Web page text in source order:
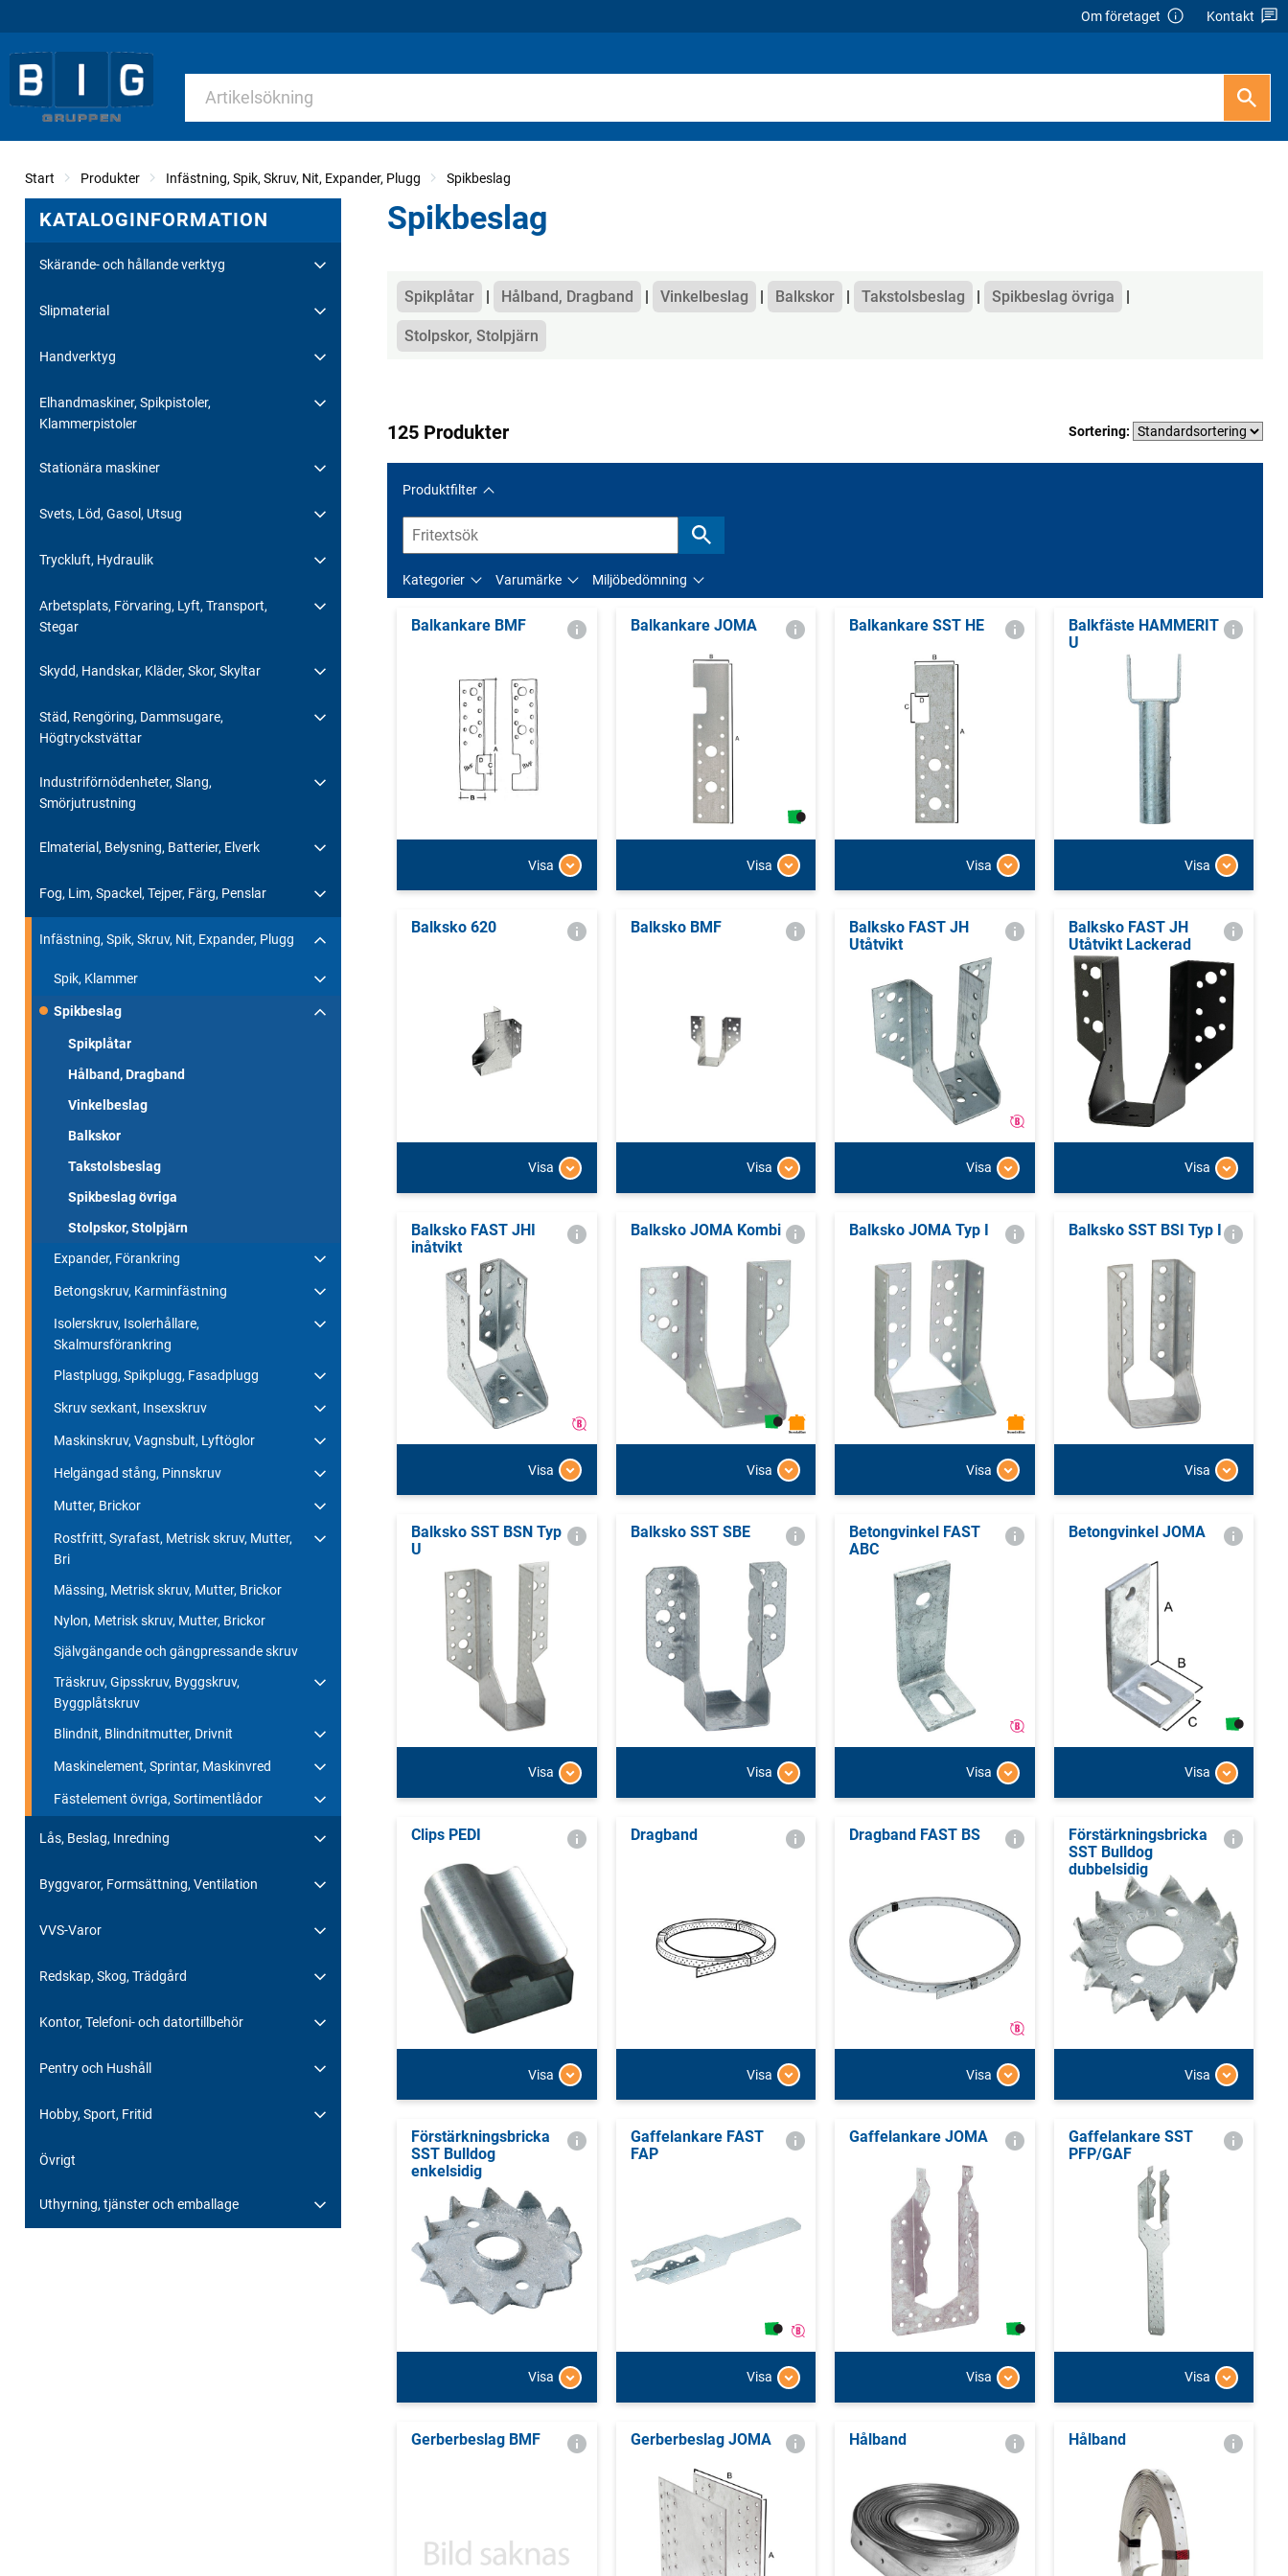
Om företaget Kontakt
Start Produkter Infästning, Spik, Skruv, Nit, Expander, Plugg Spikbeslag
KATALOGINFORMATION
Skärande- och hållande verktyg
Slipmaterial
Handverktyg
Elhandmaskiner, Spikpistoler,
Klammerpistoler
Stationära maskiner
Svets, Löd, Gasol, Utsug
Tryckluft, Hydraulik
Arbetsplats, Förvaring, Lyft, Transport,
Stegar
Skydd, Handskar, Kläder, Skor, Skyltar
Städ, Rengöring, Dammsugare,
Högtryckstvättar
Industriförnödenheter, Slang,
Smörjutrustning
Elmaterial, Belysning, Batterier, Elverk
Fog, Lim, Spackel, Tejper, Färg, Penslar
Infästning, Spik, Skruv, Nit, Expander, Plugg
Spik, Klammer
Spikbeslag
Spikplåtar
Hålband, Dragband
Vinkelbeslag
Balkskor
Takstolsbeslag
Spikbeslag övriga
Stolpskor, Stolpjärn
Expander, Förankring
Betongskruv, Karminfästning
Isolerskruv, Isolerhållare,
Skalmursförankring
Plastplugg, Spikplugg, Fasadplugg
Skruv sexkant, Insexskruv
Maskinskruv, Vagnsbult, Lyftöglor
Helgängad stång, Pinnskruv
Mutter, Brickor
Rostfritt, Syrafast, Metrisk skruv, Mutter,
Bri
Mässing, Metrisk skruv, Mutter, Brickor
Nylon, Metrisk skruv, Mutter, Brickor
Självgängande och gängpressande skruv
Träskruv, Gipsskruv, Byggskruv,
Byggplåtskruv
Blindnit, Blindnitmutter, Drivnit
Maskinelement, Sprintar, Maskinvred
Fästelement övriga, Sortimentlådor
Lås, Beslag, Inredning
Byggvaror, Formsättning, Ventilation
VVS-Varor
Redskap, Skog, Trädgård
Kontor, Telefoni- och datortillbehör
Pentry och Hushåll
Hobby, Sport, Fritid
Övrigt
Uthyrning, tjänster och emballage
Spikbeslag
Kategorier
Spikplåtar Hålband, Dragband Vinkelbeslag Balkskor Takstolsbeslag Spikbeslag övriga
Stolpskor, Stolpjärn
125 Produkter Sortering:
Produktfilter
Kategorier Varumärke Miljöbedömning
Balkankare BMF
Visa
Balkankare JOMA
Visa
Balkankare SST HE
Visa
Balkfäste HAMMERIT
U
Visa
Balksko 620
Visa
Balksko BMF
Visa
Balksko FAST JH
Utåtvikt
Visa
Balksko FAST JH
Utåtvikt Lackerad
Visa
Balksko FAST JHI
inåtvikt
Visa
Balksko JOMA Kombi
Visa
Balksko JOMA Typ I
Visa
Balksko SST BSI Typ I
Visa
Balksko SST BSN Typ
U
Visa
Balksko SST SBE
Visa
Betongvinkel FAST
ABC
Visa
Betongvinkel JOMA
Visa
Clips PEDI
Visa
Dragband
Visa
Dragband FAST BS
Visa
Förstärkningsbricka
SST Bulldog
dubbelsidig
Visa
Förstärkningsbricka
SST Bulldog
enkelsidig
Visa
Gaffelankare FAST
FAP
Visa
Gaffelankare JOMA
Visa
Gaffelankare SST
PFP/GAF
Visa
Gerberbeslag BMF Gerberbeslag JOMA Hålband Hålband